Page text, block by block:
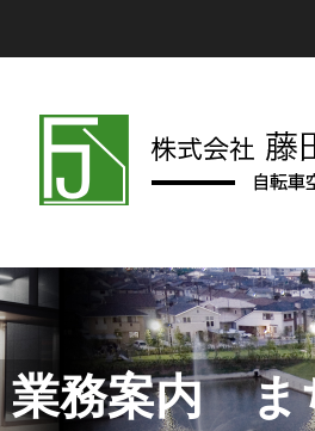
業務案内 ま